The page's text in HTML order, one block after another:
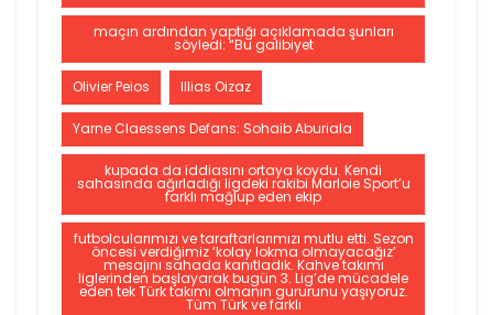
maçın ardından yaptığı açıklamada şunları
söyledi: “Bu galibiyet
Olivier Peios Illias Oizaz
Yarne Claessens Defans: Sohaib Aburiala
kupada da iddiasını ortaya koydu. Kendi
sahasında ağırladığı ligdeki rakibi Marloie Sport’u
farklı mağlup eden ekip
futbolcularımızı ve taraftarlarımızı mutlu etti. Sezon
öncesi verdiğimiz ‘kolay lokma olmayacağız’
mesajını sahada kanıtladık. Kahve takımı
liglerinden başlayarak bugün 3. Lig’de mücadele
eden tek Türk takımı olmanın gururunu yaşıyoruz.
Tüm Türk ve farklı